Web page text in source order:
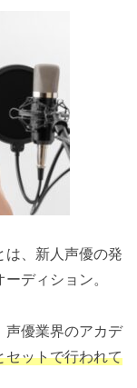
は、新人声優の発
ディション。
声優業界のアカデ
セットで行われて